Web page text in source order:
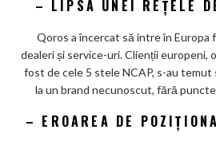
– LIPSA UNEI REȚELE
Qoros a încercat să intre în Europa
dealeri și service-uri. Clienții europeni,
fost de cele 5 stele NCAP, s-au temut
la un brand necunoscut, fără
– EROAREA DE